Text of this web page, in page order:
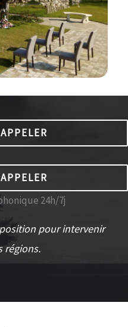
24h/7j
pour intervenir
régions.